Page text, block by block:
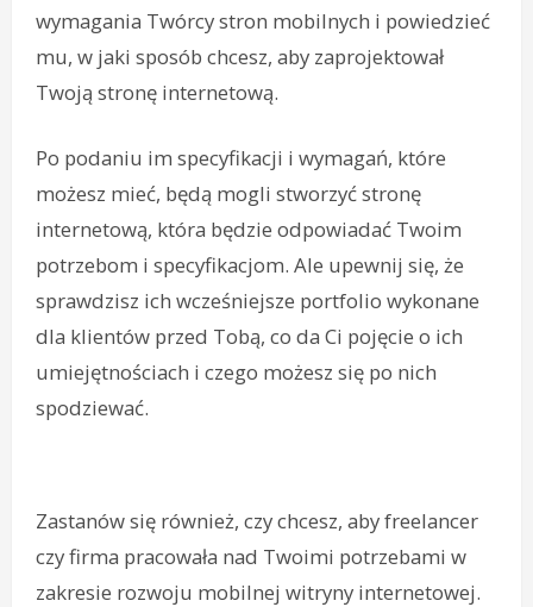
wymagania Twórcy stron mobilnych i powiedzieć
mu, w jaki sposób chcesz, aby zaprojektował
Twoją stronę internetową.
Po podaniu im specyfikacji i wymagań, które
możesz mieć, będą mogli stworzyć stronę
internetową, która będzie odpowiadać Twoim
potrzebom i specyfikacjom. Ale upewnij się, że
sprawdzisz ich wcześniejsze portfolio wykonane
dla klientów przed Tobą, co da Ci pojęcie o ich
umiejętnościach i czego możesz się po nich
spodziewać.
Zastanów się również, czy chcesz, aby freelancer
czy firma pracowała nad Twoimi potrzebami w
zakresie rozwoju mobilnej witryny internetowej.